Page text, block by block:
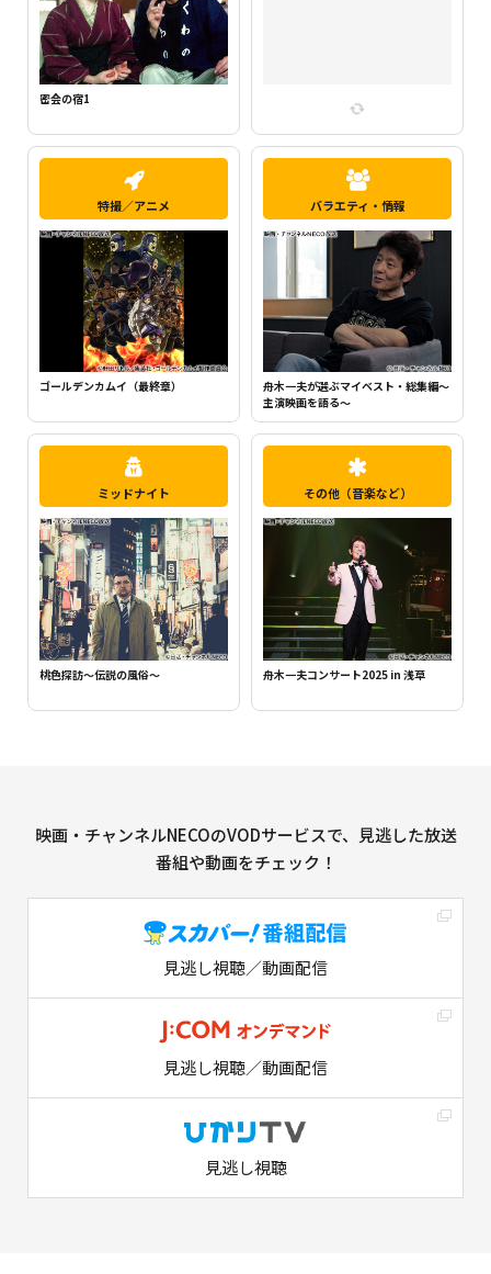
密会の宿2
特撮／アニメ
ちいかわ（シーズン1）（全120話）
バラエティ・情報
舟木一夫が選ぶマイベスト・総集編～
主演映画を語る～
ミッドナイト
桃色探訪～伝説の風俗～
その他（音楽など）
舟木一夫コンサート2025 in 浅草
映画・チャンネルNECOのVODサービスで、見逃した放送
番組や動画をチェック！
見逃し視聴／動画配信
見逃し視聴／動画配信
見逃し視聴